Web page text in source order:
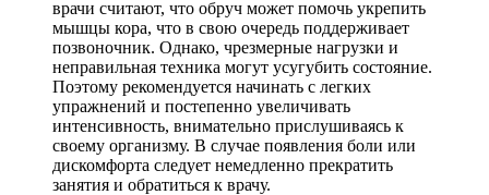
врачи считают, что обруч может помочь укрепить
мышцы кора, что в свою очередь поддерживает
позвоночник. Однако, чрезмерные нагрузки и
неправильная техника могут усугубить состояние.
Поэтому рекомендуется начинать с легких
упражнений и постепенно увеличивать
интенсивность, внимательно прислушиваясь к
своему организму. В случае появления боли или
дискомфорта следует немедленно прекратить
занятия и обратиться к врачу.